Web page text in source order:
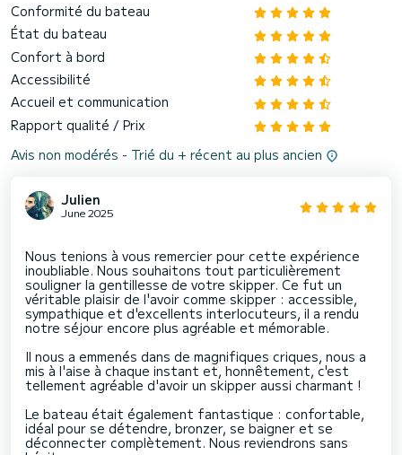
Conformité du bateau
État du bateau
Confort à bord
Accessibilité
Accueil et communication
Rapport qualité / Prix
Avis non modérés - Trié du + récent au plus ancien
Julien
June 2025
Nous tenions à vous remercier pour cette expérience
inoubliable. Nous souhaitons tout particulièrement
souligner la gentillesse de votre skipper. Ce fut un
véritable plaisir de l'avoir comme skipper : accessible,
sympathique et d'excellents interlocuteurs, il a rendu
notre séjour encore plus agréable et mémorable.
Il nous a emmenés dans de magnifiques criques, nous a
mis à l'aise à chaque instant et, honnêtement, c'est
tellement agréable d'avoir un skipper aussi charmant !
Le bateau était également fantastique : confortable,
idéal pour se détendre, bronzer, se baigner et se
déconnecter complètement. Nous reviendrons sans